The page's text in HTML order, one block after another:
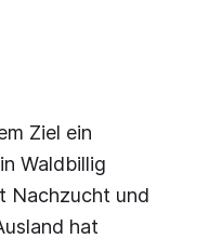
Ziel ein
Waldbillig
Nachzucht und
hat